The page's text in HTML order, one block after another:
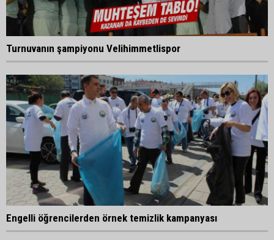
Turnuvanın şampiyonu Velihimmetlispor
Engelli öğrencilerden örnek temizlik kampanyası